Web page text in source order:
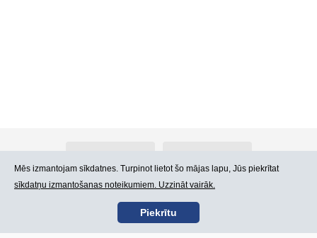
Kontakti Lietošanas noteikumi
Mēs izmantojam sīkdatnes. Turpinot lietot šo mājas lapu, Jūs piekrītat
sīkdatņu izmantošanas noteikumiem. Uzzināt vairāk.
Piekrītu